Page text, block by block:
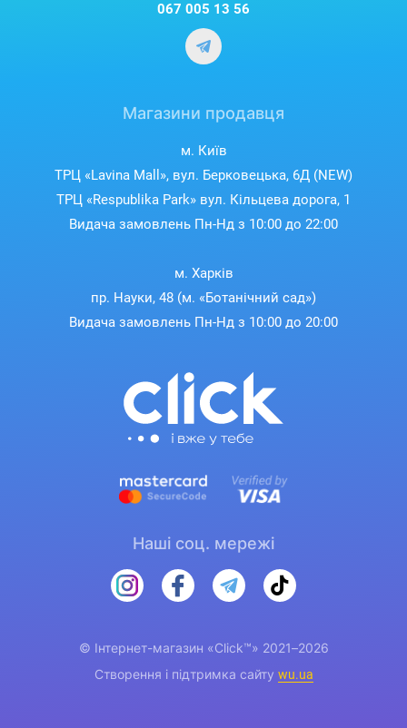
067 005 13 56
Магазини продавця
м. Київ
ТРЦ «Lavina Mall», вул. Берковецька, 6Д (NEW)
ТРЦ «Respublika Park» вул. Кільцева дорога, 1
Видача замовлень Пн-Нд з 10:00 до 22:00
м. Харків
пр. Науки, 48 (м. «Ботанічний сад»)
Видача замовлень Пн-Нд з 10:00 до 20:00
Наші соц. мережі
© Інтернет-магазин «Click™» 2021–2026
Створення і підтримка сайту wu.ua